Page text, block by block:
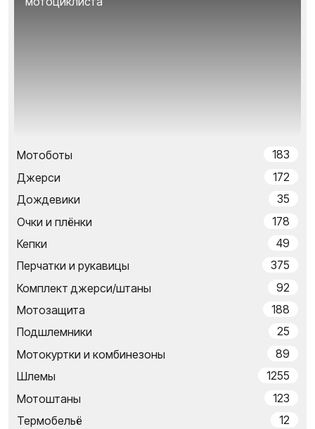
Мотоботы
183
Джерси
172
Дождевики
35
Очки и плёнки
178
Кепки
49
Перчатки и рукавицы
375
Комплект джерси/штаны
92
Мотозащита
188
Подшлемники
25
Мотокуртки и комбинезоны
89
Шлемы
1255
Мотоштаны
123
Термобельё
12